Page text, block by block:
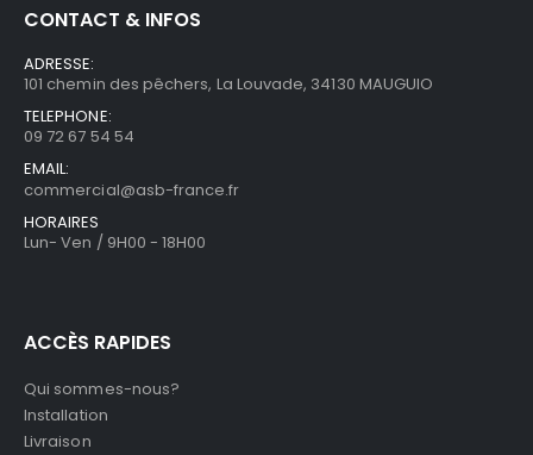
CONTACT & INFOS
ADRESSE:
101 chemin des pêchers, La Louvade, 34130 MAUGUIO
TELEPHONE:
09 72 67 54 54
EMAIL:
commercial@asb-france.fr
HORAIRES
Lun- Ven / 9H00 - 18H00
ACCÈS RAPIDES
Qui sommes-nous?
Installation
Livraison